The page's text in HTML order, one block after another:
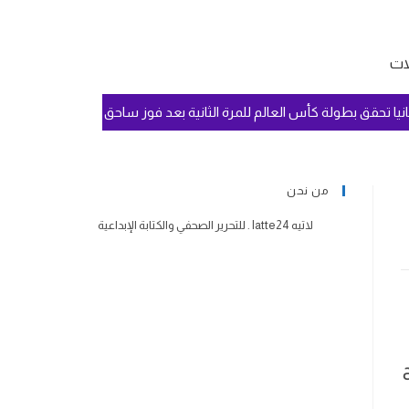
إسبانيا تحقق بطولة كأس العالم للمرة الثانية بعد فوز ساحق وسيطرة تامة
من نحن
لاتيه latte24 . للتحرير الصحفي والكتابة الإبداعية